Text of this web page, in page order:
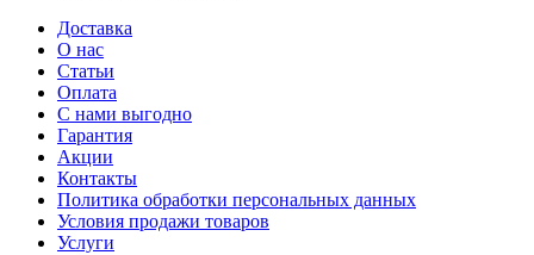
Доставка
О нас
Статьи
Оплата
С нами выгодно
Гарантия
Акции
Контакты
Политика обработки персональных данных
Условия продажи товаров
Услуги